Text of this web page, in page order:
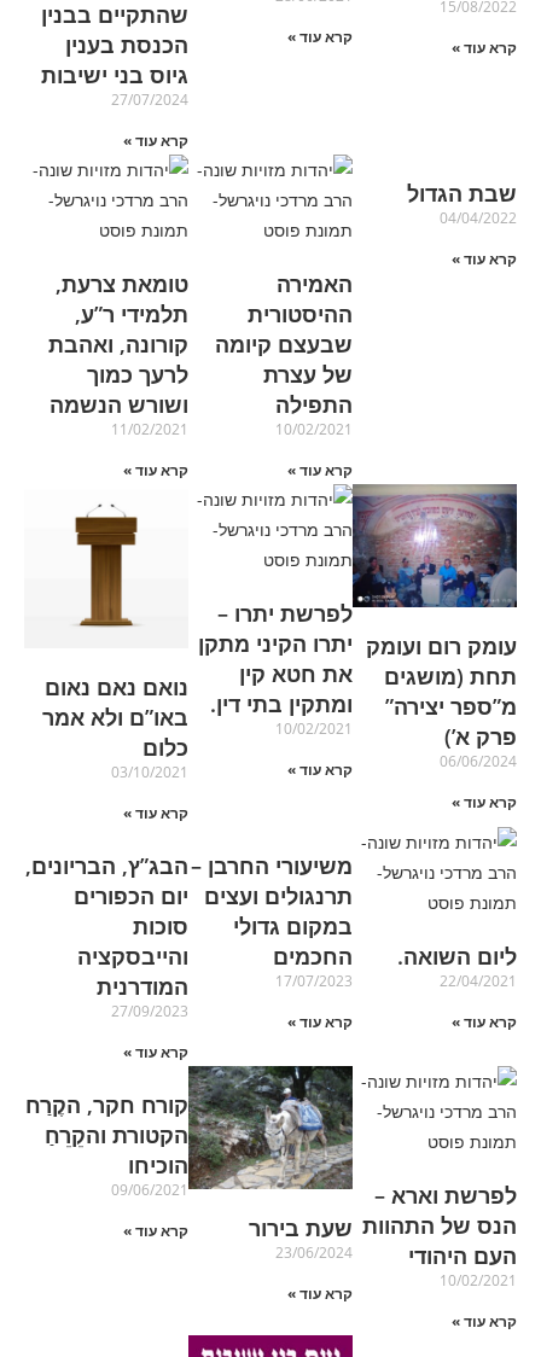
15/08/2022
קרא עוד »
קרא עוד »
שהתקיים בבנין
הכנסת בענין
גיוס בני ישיבות
27/07/2024
קרא עוד »
שבת הגדול
04/04/2022
קרא עוד »
האמירה
ההיסטורית
שבעצם קיומה
של עצרת
התפילה
10/02/2021
קרא עוד »
טומאת צרעת,
תלמידי ר”ע,
קורונה, ואהבת
לרעך כמוך
ושורש הנשמה
11/02/2021
קרא עוד »
עומק רום ועומק
תחת (מושגים
מ”ספר יצירה”
פרק א’)
06/06/2024
קרא עוד »
לפרשת יתרו –
יתרו הקיני מתקן
את חטא קין
ומתקין בתי דין.
10/02/2021
קרא עוד »
נואם נאם נאום
באו”ם ולא אמר
כלום
03/10/2021
קרא עוד »
ליום השואה.
22/04/2021
קרא עוד »
משיעורי החרבן –
תרנגולים ועצים
במקום גדולי
החכמים
17/07/2023
קרא עוד »
הבג”ץ, הבריונים,
יום הכפורים
סוכות
והייבסקציה
המודרנית
27/09/2023
קרא עוד »
לפרשת וארא –
הנס של התהוות
העם היהודי
10/02/2021
קרא עוד »
שעת בירור
23/06/2024
קרא עוד »
קורח חקר, הקֶרַח
הקטורת והקֵרֵחַ
הוכיחו
09/06/2021
קרא עוד »